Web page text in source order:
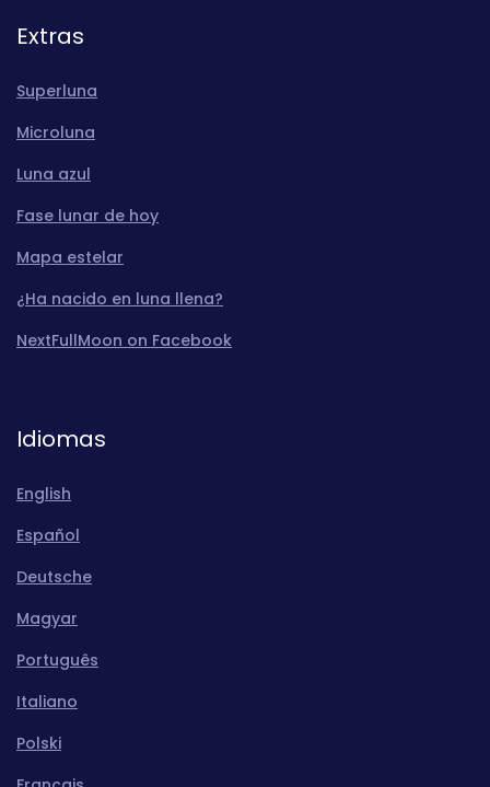
Extras
Superluna
Microluna
Luna azul
Fase lunar de hoy
Mapa estelar
¿Ha nacido en luna llena?
NextFullMoon on Facebook
Idiomas
English
Español
Deutsche
Magyar
Português
Italiano
Polski